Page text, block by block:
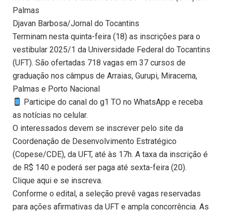
Palmas
Djavan Barbosa/Jornal do Tocantins
Terminam nesta quinta-feira (18) as inscrições para o
vestibular 2025/1 da Universidade Federal do Tocantins
(UFT). São ofertadas 718 vagas em 37 cursos de
graduação nos câmpus de Arraias, Gurupi, Miracema,
Palmas e Porto Nacional
Participe do canal do g1 TO no WhatsApp e receba
as notícias no celular.
O interessados devem se inscrever pelo site da
Coordenação de Desenvolvimento Estratégico
(Copese/CDE), da UFT, até às 17h. A taxa da inscrição é
de R$ 140 e poderá ser paga até sexta-feira (20).
Clique aqui e se inscreva.
Conforme o edital, a seleção prevê vagas reservadas
para ações afirmativas da UFT e ampla concorrência. As